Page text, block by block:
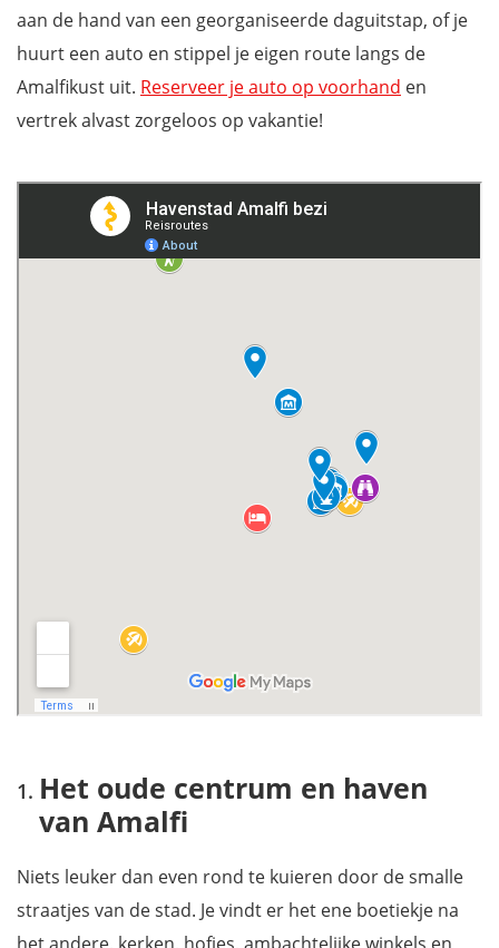
aan de hand van een georganiseerde daguitstap, of je
huurt een auto en stippel je eigen route langs de
Amalfikust uit. Reserveer je auto op voorhand en
vertrek alvast zorgeloos op vakantie!
Het oude centrum en haven
van Amalfi
Niets leuker dan even rond te kuieren door de smalle
straatjes van de stad. Je vindt er het ene boetiekje na